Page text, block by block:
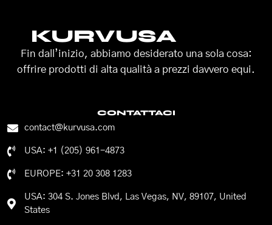
KURVUSA
Fin dall’inizio, abbiamo desiderato una sola cosa:
offrire prodotti di alta qualità a prezzi davvero equi.
CONTATTACI
contact@kurvusa.com
USA: +1 (205) 961-4873
EUROPE: +31 20 308 1283
USA: 304 S. Jones Blvd, Las Vegas, NV, 89107, United
States